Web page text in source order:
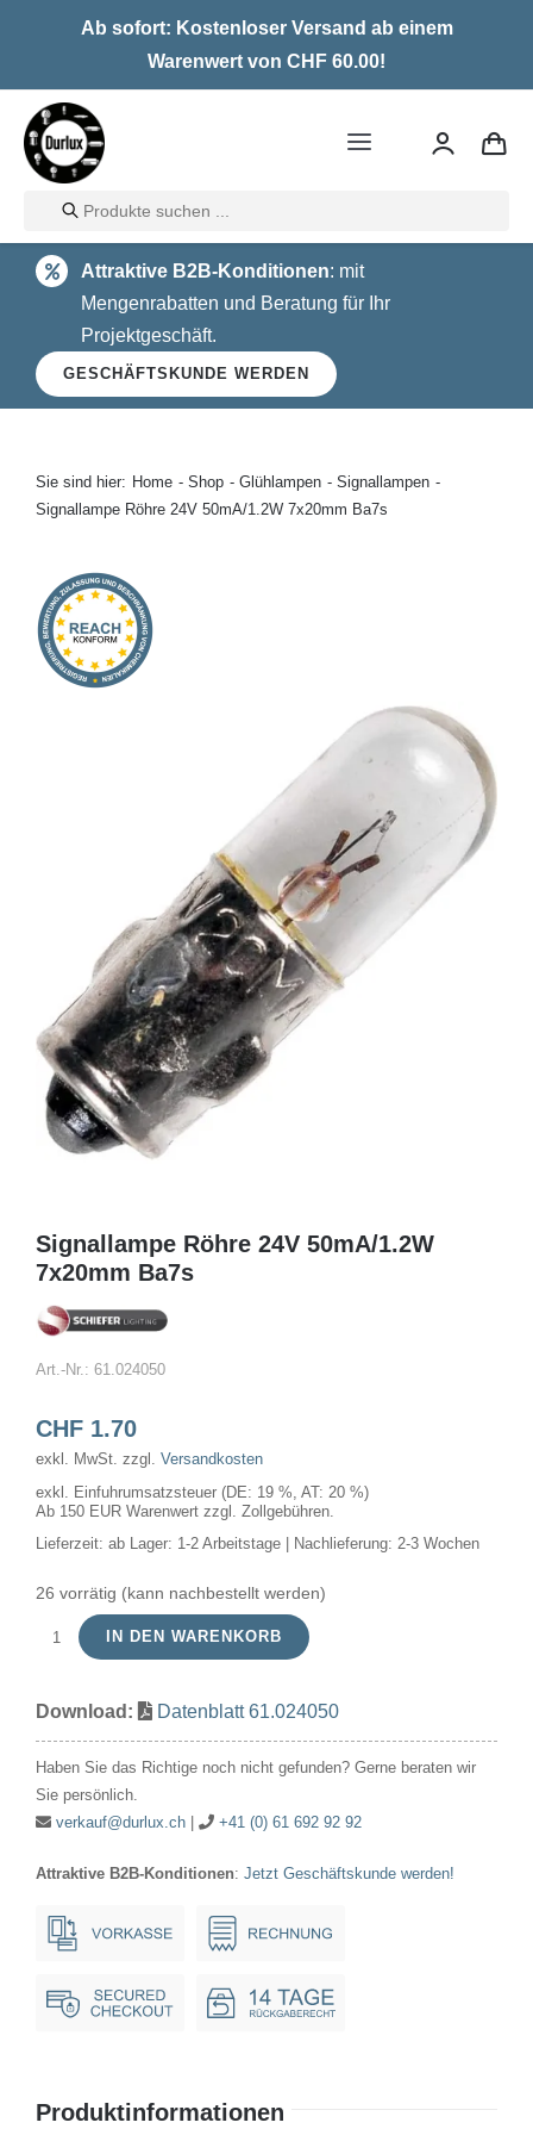
Ab sofort: Kostenloser Versand ab einem
Warenwert von CHF 60.00!
Toggle
Home
LED
Halogen
Glühlampen
Kontakt
Products
search
Attraktive B2B-Konditionen: mit
Mengenrabatten und Beratung für Ihr
Projektgeschäft.
GESCHÄFTSKUNDE WERDEN
Sie sind hier: Home Shop Glühlampen
Signallampen
Signallampe Röhre 24V 50mA/1.2W 7x20mm Ba7s
Signallampe Röhre 24V 50mA/1.2W
7x20mm Ba7s
Art.-Nr.: 61.024050
CHF1.70
exkl. MwSt. zzgl. Versandkosten
exkl. Einfuhrumsatzsteuer (DE: 19 %, AT: 20 %)
Ab 150 EUR Warenwert zzgl. Zollgebühren.
Lieferzeit: ab Lager: 1-2 Arbeitstage | Nachlieferung: 2-3 Wochen
26 vorrätig (kann nachbestellt werden)
Signallampe
24V
7x20mm
Ba7s
IN DEN WARENKORB
Download: Datenblatt 61.024050
Haben Sie das Richtige noch nicht gefunden? Gerne beraten wir
Sie persönlich.
verkauf@durlux.ch| +41 (0) 61 692 92 92
Attraktive B2B-Konditionen: Jetzt Geschäftskunde werden!
Produktinformationen